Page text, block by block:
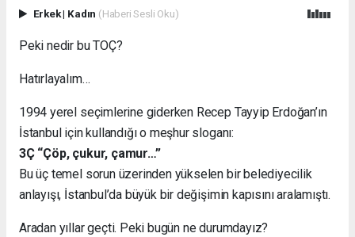
Erkek| Kadın (Haberi Sesli Oku)
Peki nedir bu TOÇ?
Hatırlayalım…
1994 yerel seçimlerine giderken Recep Tayyip Erdoğan’ın
İstanbul için kullandığı o meşhur sloganı:
3Ç “Çöp, çukur, çamur…”
Bu üç temel sorun üzerinden yükselen bir belediyecilik
anlayışı, İstanbul’da büyük bir değişimin kapısını aralamıştı.
Aradan yıllar geçti. Peki bugün ne durumdayız?